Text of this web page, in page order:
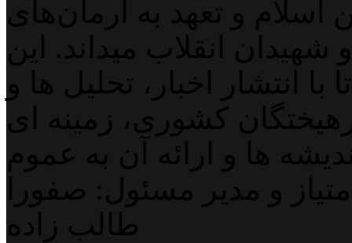
و تعهد به آرمان‌های
انقلاب میداند. این
انتشار اخبار، تحلیل ها و
کشوری، زمینه ای
ها و ارائه آن به عموم
و مدیر مسئول: صفورا
طالب زاده